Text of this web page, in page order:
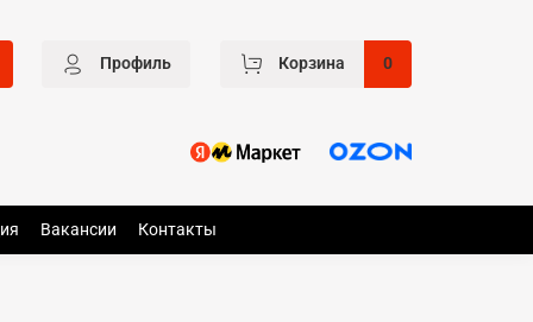
Профиль Корзина 0
Вакансии Контакты